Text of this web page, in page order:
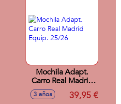
Mochila Adapt.
Carro Real Madrid
Equip. 25/26
3 años 39,95 €